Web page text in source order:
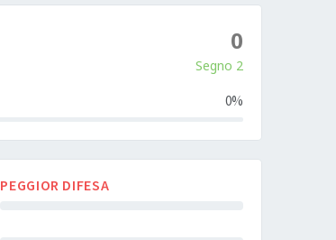
0
Segno 2
0%
PEGGIOR DIFESA